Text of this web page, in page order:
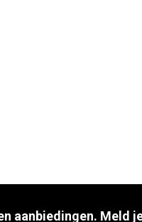
aanbiedingen. Meld